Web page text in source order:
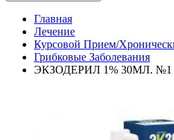
Главная
Лечение
Курсовой Прием/
Грибковые Заболевания
ЭКЗОДЕРИЛ 1% 30МЛ.